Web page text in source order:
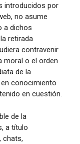
introducidos por
no asume
a dichos
retirada
contravenir
moral o el orden
de la
conocimiento
en cuestión.
de la
a título
chats,